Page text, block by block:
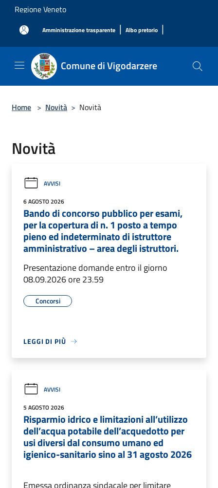
Salta al contenuto principale
Regione Veneto
Amministrazione trasparente | Albo pretorio |
Comune di Vigodarzere
Home > Novità > Novità
Novità
AVVISI
6 AGOSTO 2026
Bando di concorso pubblico per esami,
per la copertura di n. 1 posto a tempo
pieno ed indeterminato di istruttore
amministrativo – area degli istruttori.
Presentazione domande entro il giorno
08.09.2026 ore 23.59
Concorsi
LEGGI DI PIÙ
AVVISI
5 AGOSTO 2026
Risparmio idrico e limitazioni all’utilizzo
dell’acqua potabile dell’acquedotto per
usi diversi dal consumo umano ed
igienico-sanitario sino al 31 agosto 2026
Emessa ordinanza sindacale per limitare